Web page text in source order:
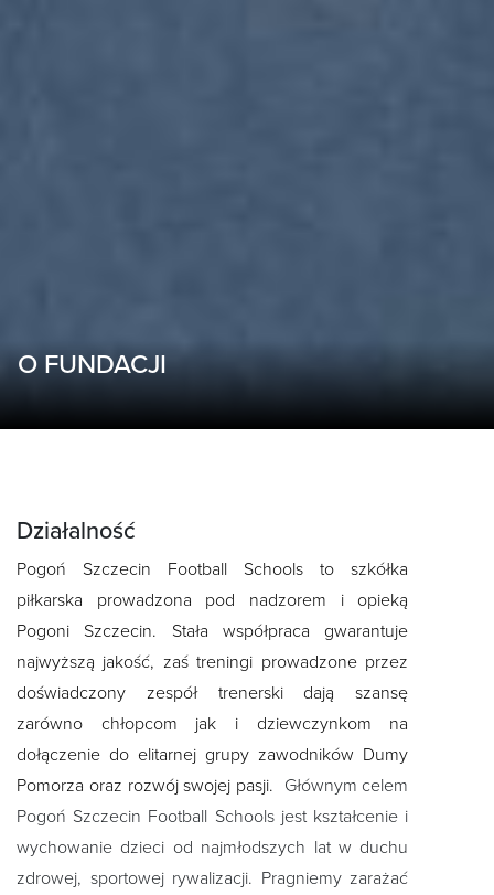
O FUNDACJI
Działalność
Pogoń Szczecin Football Schools to szkółka
piłkarska prowadzona pod nadzorem i opieką
Pogoni Szczecin. Stała współpraca gwarantuje
najwyższą jakość, zaś treningi prowadzone przez
doświadczony zespół trenerski dają szansę
zarówno chłopcom jak i dziewczynkom na
dołączenie do elitarnej grupy zawodników Dumy
Pomorza oraz rozwój swojej pasji. Głównym celem
Pogoń Szczecin Football Schools jest kształcenie i
wychowanie dzieci od najmłodszych lat w duchu
zdrowej, sportowej rywalizacji. Pragniemy zarażać